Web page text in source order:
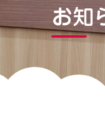
お知